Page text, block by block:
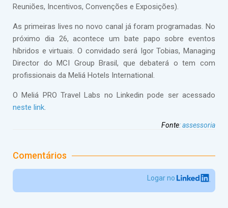
Reuniões, Incentivos, Convenções e Exposições).
As primeiras lives no novo canal já foram programadas. No
próximo dia 26, acontece um bate papo sobre eventos
híbridos e virtuais. O convidado será Igor Tobias, Managing
Director do MCI Group Brasil, que debaterá o tem com
profissionais da Meliá Hotels International.
O Meliá PRO Travel Labs no Linkedin pode ser acessado
neste link.
Fonte:assessoria
Comentários
Logar no